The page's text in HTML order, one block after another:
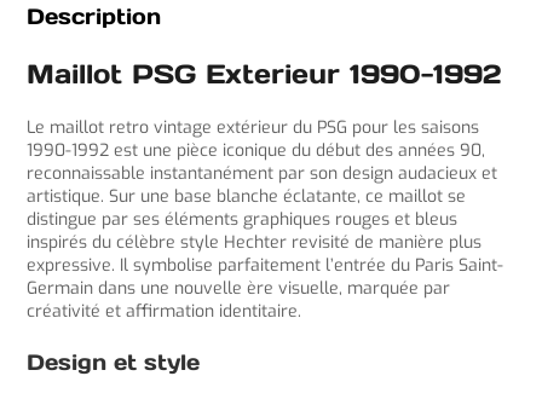
Description
Maillot PSG Exterieur 1990-1992
Le maillot retro vintage extérieur du PSG pour les saisons
1990-1992 est une pièce iconique du début des années 90,
reconnaissable instantanément par son design audacieux et
artistique. Sur une base blanche éclatante, ce maillot se
distingue par ses éléments graphiques rouges et bleus
inspirés du célèbre style Hechter revisité de manière plus
expressive. Il symbolise parfaitement l’entrée du Paris Saint-
Germain dans une nouvelle ère visuelle, marquée par
créativité et affirmation identitaire.
Design et style